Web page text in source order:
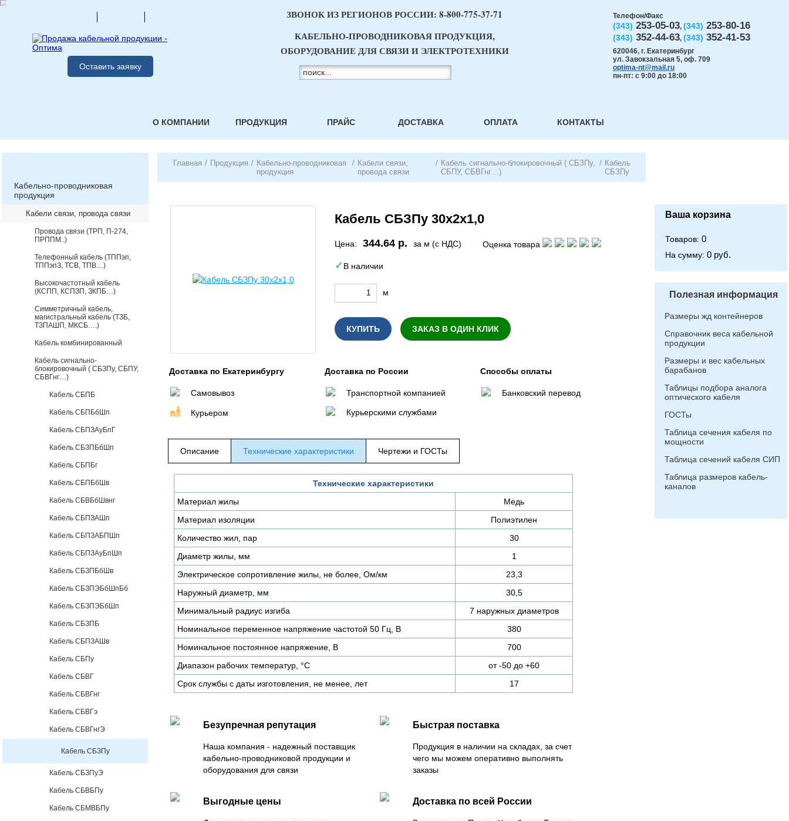
Оставить заявку
Телефон/Факс
(343) 253-05-03, (343) 253-80-16
(343) 352-44-63, (343) 352-41-53
620046, г. Екатеринбург
ул. Завокзальная 5, оф. 709
optima-nt@mail.ru
пн-пт: с 9:00 до 18:00
ЗВОНОК ИЗ РЕГИОНОВ РОССИИ: 8-800-775-37-71
КАБЕЛЬНО-ПРОВОДНИКОВАЯ ПРОДУКЦИЯ,
ОБОРУДОВАНИЕ ДЛЯ СВЯЗИ И ЭЛЕКТРОТЕХНИКИ
О КОМПАНИИ ПРОДУКЦИЯ ПРАЙС ДОСТАВКА ОПЛАТА КОНТАКТЫ
Кабельно-проводниковая
продукция
Кабели связи, провода связи
Провода связи (ТРП, П-274,
ПРППМ..)
Телефонный кабель (ТППэп,
ТППэпЗ, ТСВ, ТПВ....)
Высокочастотный кабель
(КСПП, КСПЗП, ЗКПБ…)
Симметричный кабель,
магистральный кабель (ТЗБ,
ТЗПАШП, МКСБ….)
Кабель комбинированный
Кабель сигнально-
блокировочный ( СБЗПу, СБПУ,
СБВГнг…)
Кабель СБПБ
Кабель СБПБбШп
Кабель СБПЗАуБпГ
Кабель СБЗПБбШп
Кабель СБПБг
Кабель СБПБбШв
Кабель СБВБбШвнг
Кабель СБПЗАШп
Кабель СБПЗАБПШп
Кабель СБПЗАуБпШп
Кабель СБЗПБбШв
Кабель СБЗПЭБбШпБб
Кабель СБЗПЭБбШп
Кабель СБЗПБ
Кабель СБПЗАШв
Кабель СБПу
Кабель СБВГ
Кабель СБВГнг
Кабель СБВГэ
Кабель СБВГнгЭ
Кабель СБЗПу
Кабель СБЗПуЭ
Кабель СБВБПу
Кабель СБМВБПу
Главная / Продукция / Кабельно-проводниковая
продукция
/ Кабели связи,
провода связи
/ Кабель сигнально-блокировочный ( СБЗПу,
СБПУ, СБВГнг…)
/ Кабель
СБЗПу
Кабель СБЗПу 30х2х1,0
Цена: 344.64 р. за м (с НДС) Оценка товара
В наличии
м
КУПИТЬ ЗАКАЗ В ОДИН КЛИК
Доставка по Екатеринбургу
Самовывоз
Курьером
Доставка по России
Транспортной компанией
Курьерскими службами
Способы оплаты
Банковский перевод
Описание Технические характеристики Чертежи и ГОСТы
Технические характеристики
Материал жилы
Медь
Материал изоляции
Полиэтилен
Количество жил, пар
30
Диаметр жилы, мм
1
Электрическое сопротивление жилы, не более, Ом/км
23,3
Наружный диаметр, мм
30,5
Минимальный радиус изгиба
7 наружных диаметров
Номинальное переменное напряжение частотой 50 Гц, В
380
Номинальное постоянное напряжение, В
700
Диапазон рабочих температур, °C
от -50 до +60
Срок службы с даты изготовления, не менее, лет
17
Безупречная репутация
Наша компания - надежный поставщик
кабельно-проводниковой продукции и
оборудования для связи
Быстрая поставка
Продукция в наличии на складах, за счет
чего мы можем оперативно выполнять
заказы
Выгодные цены Доставка по всей России
Ваша корзина
Товаров: 0
На сумму: 0 руб.
Полезная информация
Размеры жд контейнеров
Справочник веса кабельной
продукции
Размеры и вес кабельных
барабанов
Таблицы подбора аналога
оптического кабеля
ГОСТы
Таблица сечения кабеля по
мощности
Таблица сечений кабеля СИП
Таблица размеров кабель-
каналов